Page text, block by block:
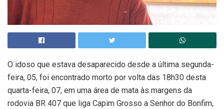
O idoso que estava desaparecido desde a última segunda-
feira, 05, foi encontrado morto por volta das 18h30 desta
quarta-feira, 07, em uma área de mata às margens da
rodovia BR 407 que liga Capim Grosso a Senhor do Bonfim,